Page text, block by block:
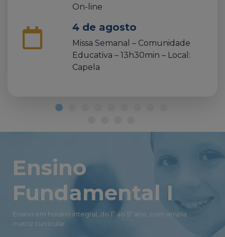
On-line
4 de agosto
Missa Semanal – Comunidade
Educativa – 13h30min – Local:
Capela
Ensino
Fundamental I
Ensino em horário integral, do 1º ao 5º ano, com ampla
matriz curricular.